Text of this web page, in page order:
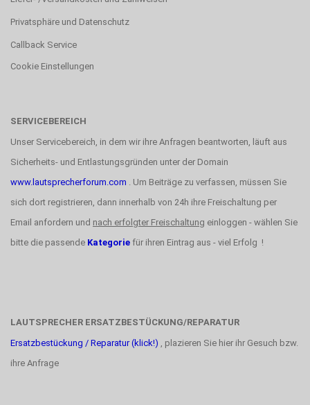
Privatsphäre und Datenschutz
Callback Service
Cookie Einstellungen
SERVICEBEREICH
Unser Servicebereich, in dem wir ihre Anfragen beantworten, läuft aus
Sicherheits- und Entlastungsgründen unter der Domain
www.lautsprecherforum.com . Um Beiträge zu verfassen, müssen Sie
sich dort registrieren, dann innerhalb von 24h ihre Freischaltung per
Email anfordern und nach erfolgter Freischaltung einloggen - wählen Sie
bitte die passende Kategorie für ihren Eintrag aus - viel Erfolg !
LAUTSPRECHER ERSATZBESTÜCKUNG/REPARATUR
Ersatzbestückung / Reparatur (klick!) , plazieren Sie hier ihr Gesuch bzw.
ihre Anfrage